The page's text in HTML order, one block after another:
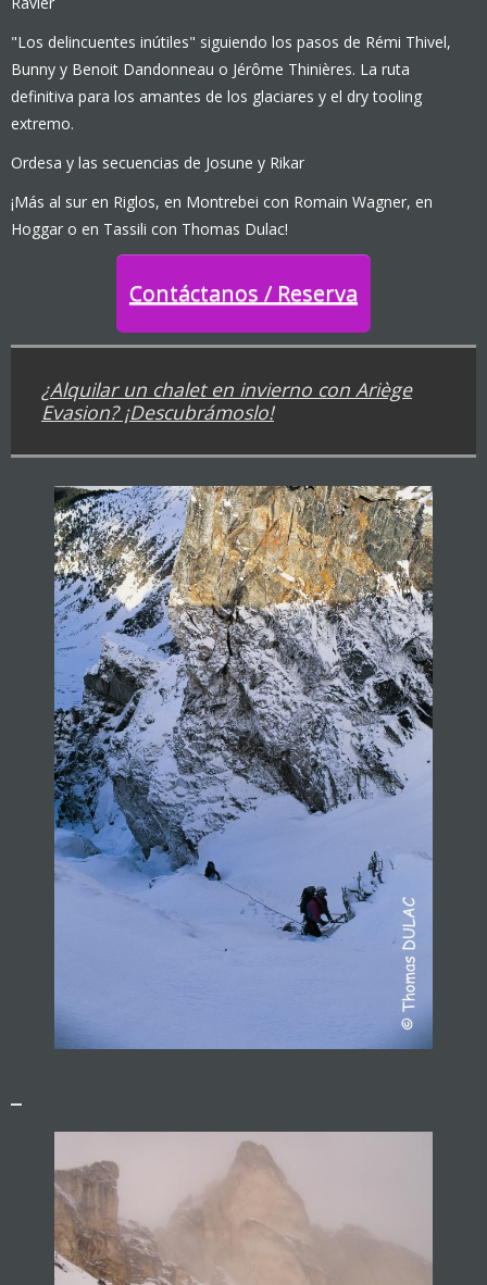
"Los delincuentes inútiles" siguiendo los pasos de Rémi Thivel,
Bunny y Benoit Dandonneau o Jérôme Thinières. La ruta
definitiva para los amantes de los glaciares y el dry tooling
extremo.
Ordesa y las secuencias de Josune y Rikar
¡Más al sur en Riglos, en Montrebei con Romain Wagner, en
Hoggar o en Tassili con Thomas Dulac!
Contáctanos / Reserva
¿Alquilar un chalet en invierno con Ariège
Evasion? ¡Descubrámoslo!